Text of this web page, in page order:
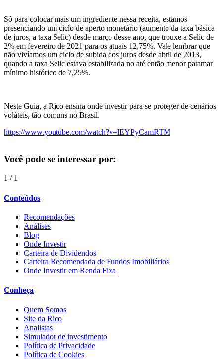
Só para colocar mais um ingrediente nessa receita, estamos
presenciando um ciclo de aperto monetário (aumento da taxa básica
de juros, a taxa Selic) desde março desse ano, que trouxe a Selic de
2% em fevereiro de 2021 para os atuais 12,75%. Vale lembrar que
não vivíamos um ciclo de subida dos juros desde abril de 2013,
quando a taxa Selic estava estabilizada no até então menor patamar
mínimo histórico de 7,25%.
Neste Guia, a Rico ensina onde investir para se proteger de cenários
voláteis, tão comuns no Brasil.
https://www.youtube.com/watch?v=lEYPyCamRTM
Você pode se interessar por:
1 / 1
Conteúdos
Recomendações
Análises
Blog
Onde Investir
Carteira de Dividendos
Carteira Recomendada de Fundos Imobiliários
Onde Investir em Renda Fixa
Conheça
Quem Somos
Site da Rico
Analistas
Simulador de investimento
Política de Privacidade
Política de Cookies